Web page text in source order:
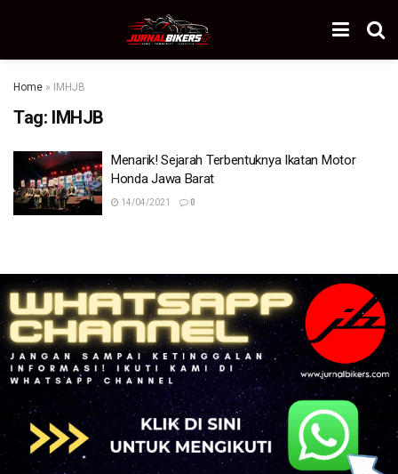
Home » IMHJB
Tag: IMHJB
Menarik! Sejarah Terbentuknya Ikatan Motor
Honda Jawa Barat
14/04/2021 0